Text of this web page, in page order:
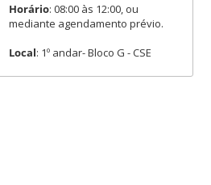
Horário: 08:00 às 12:00, ou
mediante agendamento prévio.
Local: 1º andar- Bloco G - CSE